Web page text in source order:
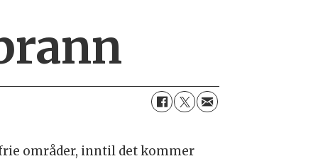
områder, inntil det kommer